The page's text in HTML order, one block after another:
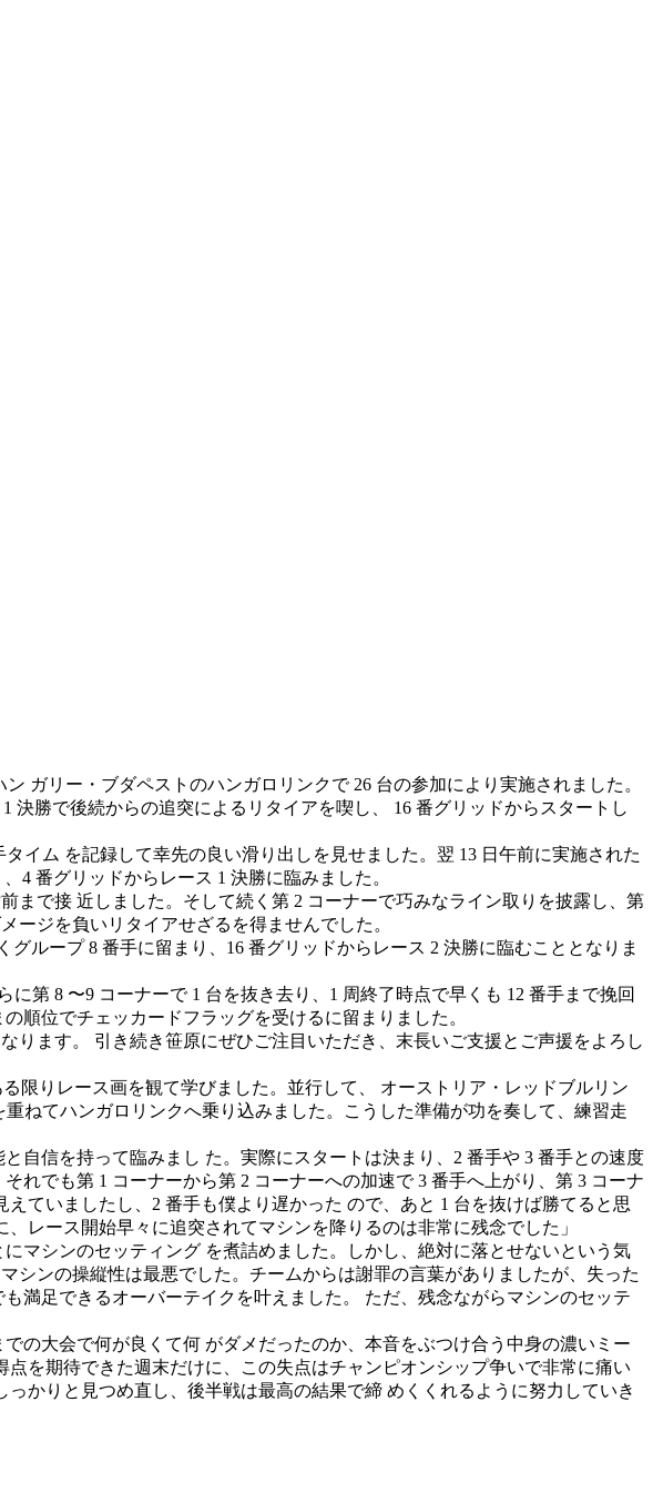
ガリー・ブダペストのハンガロリンクで 26 台の参加により実施されました。
勝で後続からの追突によるリタイアを喫し、 16 番グリッドからスタートし
イム を記録して幸先の良い滑り出しを見せました。翌 13 日午前に実施された
4 番グリッドからレース 1 決勝に臨みました。
まで接 近しました。そして続く第 2 コーナーで巧みなライン取りを披露し、第
ージを負いリタイアせざるを得ませんでした。
ループ 8 番手に留まり、16 番グリッドからレース 2 決勝に臨むこととなりま
第 8 〜9 コーナーで 1 台を抜き去り、1 周終了時点で早くも 12 番手まで挽回
順位でチェッカードフラッグを受けるに留まりました。
ります。 引き続き笹原にぜひご注目いただき、末⻑いご支援とご声援をよろし
限りレース画を観て学びました。並行して、 オーストリア・レッドブルリン
ねてハンガロリンクへ乗り込みました。こうした準備が功を奏して、練習走
自信を持って臨みまし た。実際にスタートは決まり、2 番手や 3 番手との速度
れでも第 1 コーナーから第 2 コーナーへの加速で 3 番手へ上がり、第 3 コーナ
ていましたし、2 番手も僕より遅かった ので、あと 1 台を抜けば勝てると思
レース開始早々に追突されてマシンを降りるのは非常に残念でした」
マシンのセッティング を煮詰めました。しかし、絶対に落とせないという気
シンの操縦性は最悪でした。チームからは謝罪の言葉がありましたが、失った
満足できるオーバーテイクを叶えました。 ただ、残念ながらマシンのセッテ
の大会で何が良くて何 がダメだったのか、本音をぶつけ合う中身の濃いミー
を期待できた週末だけに、この失点はチャンピオンシップ争いで非常に痛い
かりと見つめ直し、後半戦は最高の結果で締 めくくれるように努力していき